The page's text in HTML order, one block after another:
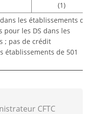
(1)
les établissements de
pour les DS dans les
; pas de crédit
établissements de 501
CFTC